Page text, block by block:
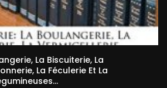
La Biscuiterie, La
La Féculerie Et La